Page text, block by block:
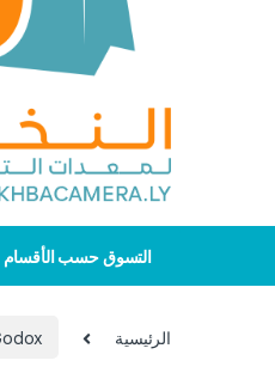
التسوق حسب الأقسام
الرئيسية